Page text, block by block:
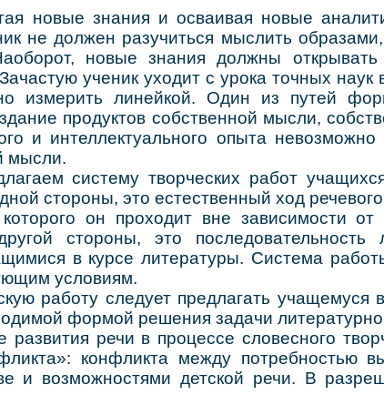
знания и осваивая новые
не должен разучиться мыслить
новые знания должны
ученик уходит с урока точных
измерить линейкой. Один из путей
продуктов собственной мысли,
и интеллектуального опыта
мысли.
систему творческих работ
стороны, это естественный ход
он проходит вне зависимости от
стороны, это последовательность
в курсе литературы. Система
условиям.
работу следует предлагать учащемуся в
формой решения задачи
речи в процессе словесного
конфликта между потребностью
и возможностями детской речи. В